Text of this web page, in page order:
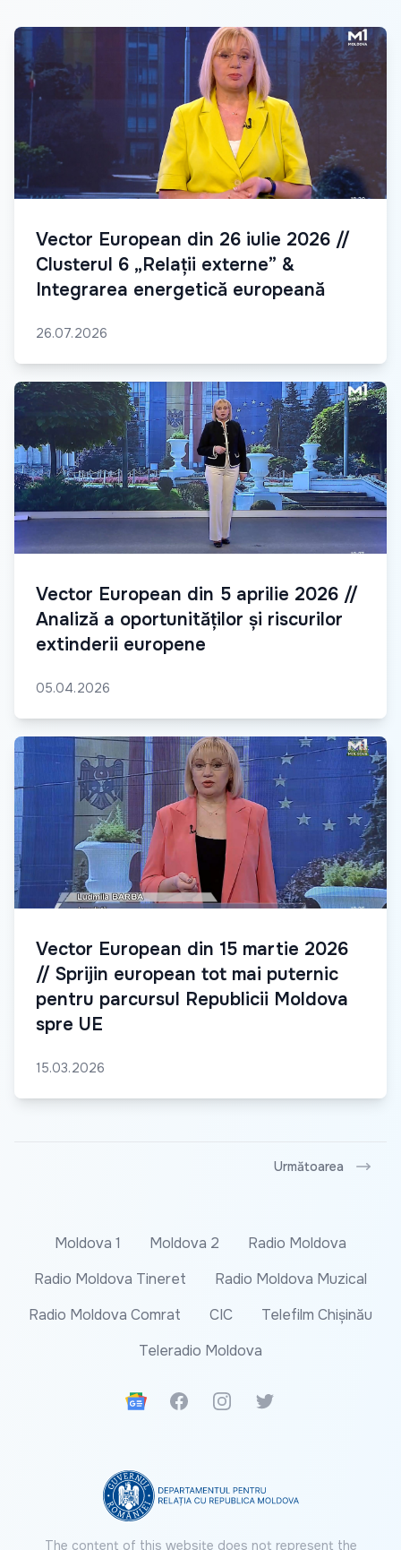
Vector European din 26 iulie 2026 //
Clusterul 6 „Relații externe” &
Integrarea energetică europeană
26.07.2026
Vector European din 5 aprilie 2026 //
Analiză a oportunităților și riscurilor
extinderii europene
05.04.2026
Vector European din 15 martie 2026
// Sprijin european tot mai puternic
pentru parcursul Republicii Moldova
spre UE
15.03.2026
Următoarea
Moldova 1 Moldova 2
Radio Moldova
Radio Moldova Tineret
Radio Moldova Muzical
Radio Moldova Comrat
CIC
Telefilm Chișinău
Teleradio Moldova
Google News
FacebookInstagramTwitter
The content of this website does not represent the